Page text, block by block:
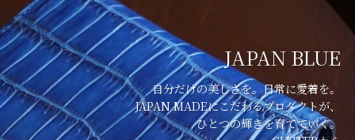
JAPAN BLUE
自分だけの美しさを。日常に愛着を。
JAPAN MADEにこだわるプロダクトが、
ひとつの輝きを育てていく。